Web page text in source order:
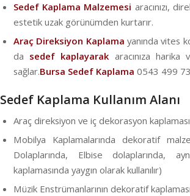
Sedef Kaplama Malzemesi aracınızı,
estetik uzak görünümden kurtarır.
Araç Direksiyon Kaplama yanında vites
da sedef kaplayarak aracınıza
sağlar.Bursa Sedef Kaplama 0543 499
Sedef Kaplama Kullanım Alanı
Araç direksiyon ve iç dekorasyon
Mobilya Kaplamalarında dekoratif
Dolaplarında, Elbise dolaplarında,
kaplamasında yaygın olarak kullanılır)
Müzik Enstrümanlarının dekoratif